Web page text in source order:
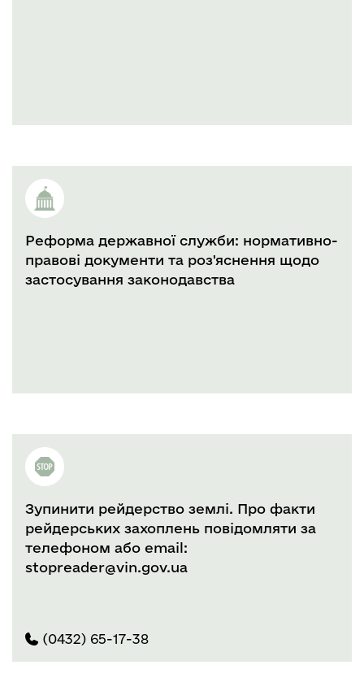
Реформа державної служби: нормативно-
правові документи та роз'яснення щодо
застосування законодавства
Зупинити рейдерство землі. Про факти
рейдерських захоплень повідомляти за
телефоном або email:
stopreader@vin.gov.ua
(0432) 65-17-38